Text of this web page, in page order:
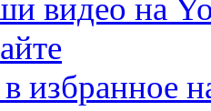
видео на
избранное